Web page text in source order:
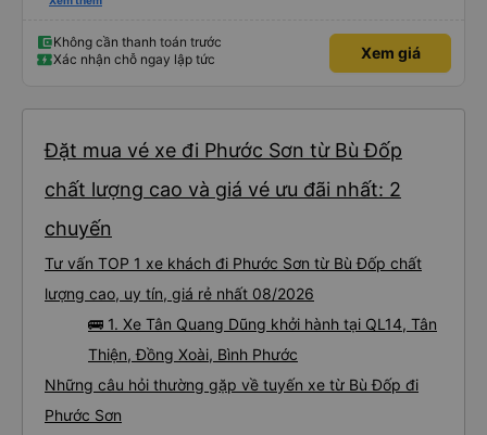
bạn ấy nha. Nếu bạn ấy bị trừ thì bảo bạn ấy liên hệ sđt của mình, mình hỗ
trợ ạ. Số mình đuôi 666, chuyến ĐH-NT ngày 16/1. À các bạn nữ lễ tân xinh
iu còn đổi cho mình phòng đơn sang đôi xong còn note là (một mình) yêu
Không cần thanh toán trước
Xác nhận chỗ ngay lập tức
Xem giá
Đặt mua vé xe đi Phước Sơn từ Bù Đốp
chất lượng cao và giá vé ưu đãi nhất: 2
chuyến
Tư vấn TOP 1 xe khách đi Phước Sơn từ Bù Đốp chất
lượng cao, uy tín, giá rẻ nhất 08/2026
🚌 1. Xe Tân Quang Dũng khởi hành tại QL14, Tân
Thiện, Đồng Xoài, Bình Phước
Những câu hỏi thường gặp về tuyến xe từ Bù Đốp đi
Phước Sơn